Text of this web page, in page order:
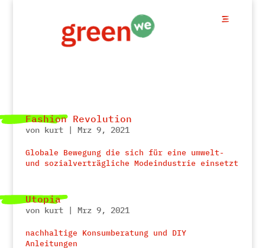
Fashion Revolution
von kurt| Mrz 9, 2021
Globale Bewegung die sich für eine umwelt-
und sozialverträgliche Modeindustrie einsetzt
Utopia
von kurt| Mrz 9, 2021
nachhaltige Konsumberatung und DIY
Anleitungen